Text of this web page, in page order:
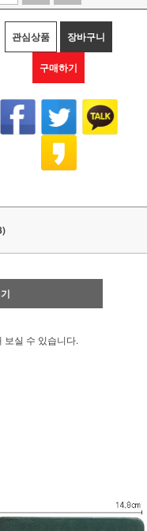
관심상품 장바구니
구매하기
보실 수 있습니다.